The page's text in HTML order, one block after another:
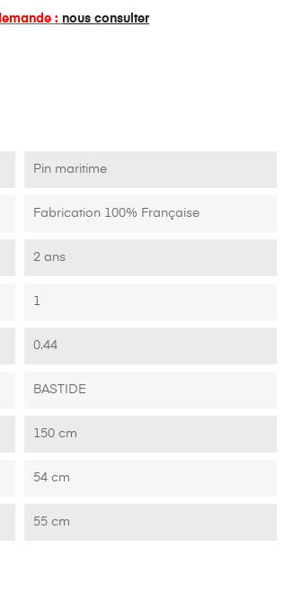
: nous consulter
Pin maritime
Fabrication 100% Française
2 ans
1
0.44
BASTIDE
150 cm
54 cm
55 cm